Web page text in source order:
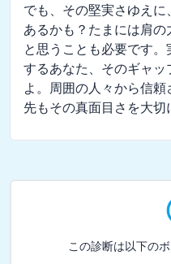
でも、その堅実さゆえ
あるかも？たまには肩の
と思うことも必要です
するあなた、そのギャ
よ。周囲の人々から信
先もその真面目さを大切
この診断は以下の